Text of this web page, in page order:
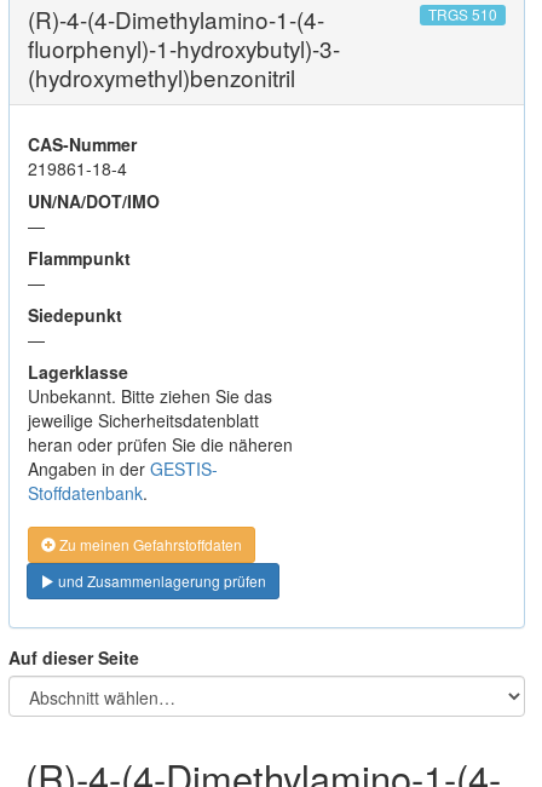
(R)-4-(4-Dimethylamino-1-(4-
fluorphenyl)-1-hydroxybutyl)-3-
(hydroxymethyl)benzonitril
TRGS 510
CAS-Nummer
219861-18-4
UN/NA/DOT/IMO
—
Flammpunkt
—
Siedepunkt
—
Lagerklasse
Unbekannt. Bitte ziehen Sie das
jeweilige Sicherheitsdatenblatt
heran oder prüfen Sie die näheren
Angaben in der GESTIS-
Stoffdatenbank.
Zu meinen Gefahrstoffdaten
und Zusammenlagerung prüfen
Auf dieser Seite